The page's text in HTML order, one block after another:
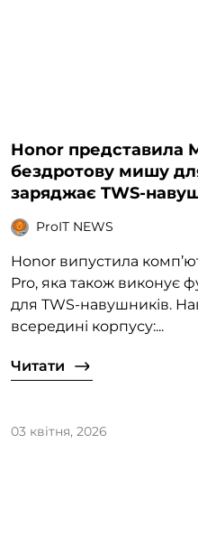
Honor представила
бездротову мишу
заряджає TWS-
ProIT NEWS
Honor випустила
Pro, яка також виконує
для TWS-навушників.
всередині корпусу:...
Читати
03 квітня, 2026